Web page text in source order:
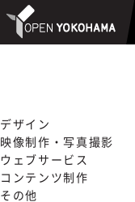
デザイン
映像制作・写真撮影
ウェブサービス
コンテンツ制作
その他